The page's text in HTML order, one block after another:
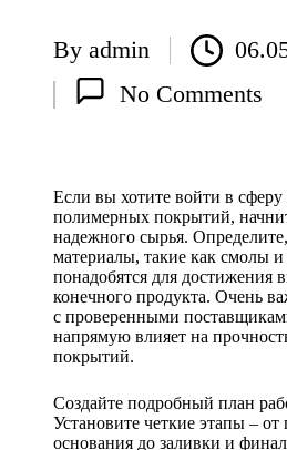
Posted
by
By admin
No Comments
Если вы хотите войти в сферу
полимерных покрытий,
надежного сырья.
материалы, такие как смолы
понадобятся для достижения
конечного продукта. Очень
с проверенными
напрямую влияет на
покрытий.
Создайте подробный план
Установите четкие этапы – от
основания до заливки и